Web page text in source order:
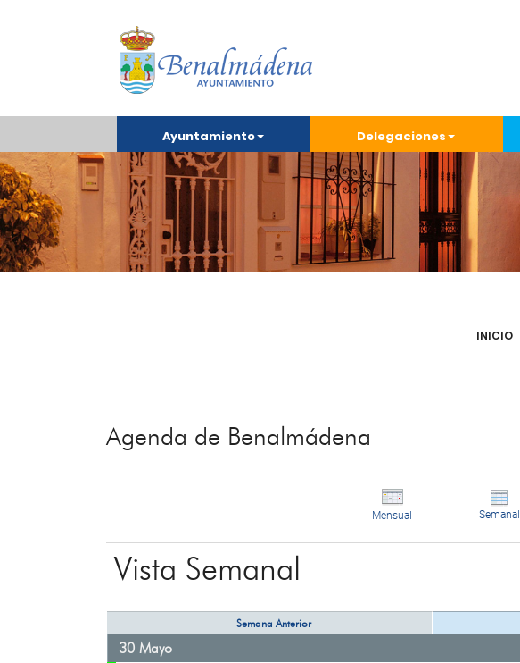
Ayuntamiento Delegaciones
INICIO
Agenda de Benalmádena
Mensual Semanal
Vista Semanal
Semana Anterior
30 Mayo